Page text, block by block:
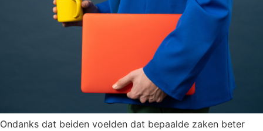
Ondanks dat beiden voelden dat bepaalde zaken beter